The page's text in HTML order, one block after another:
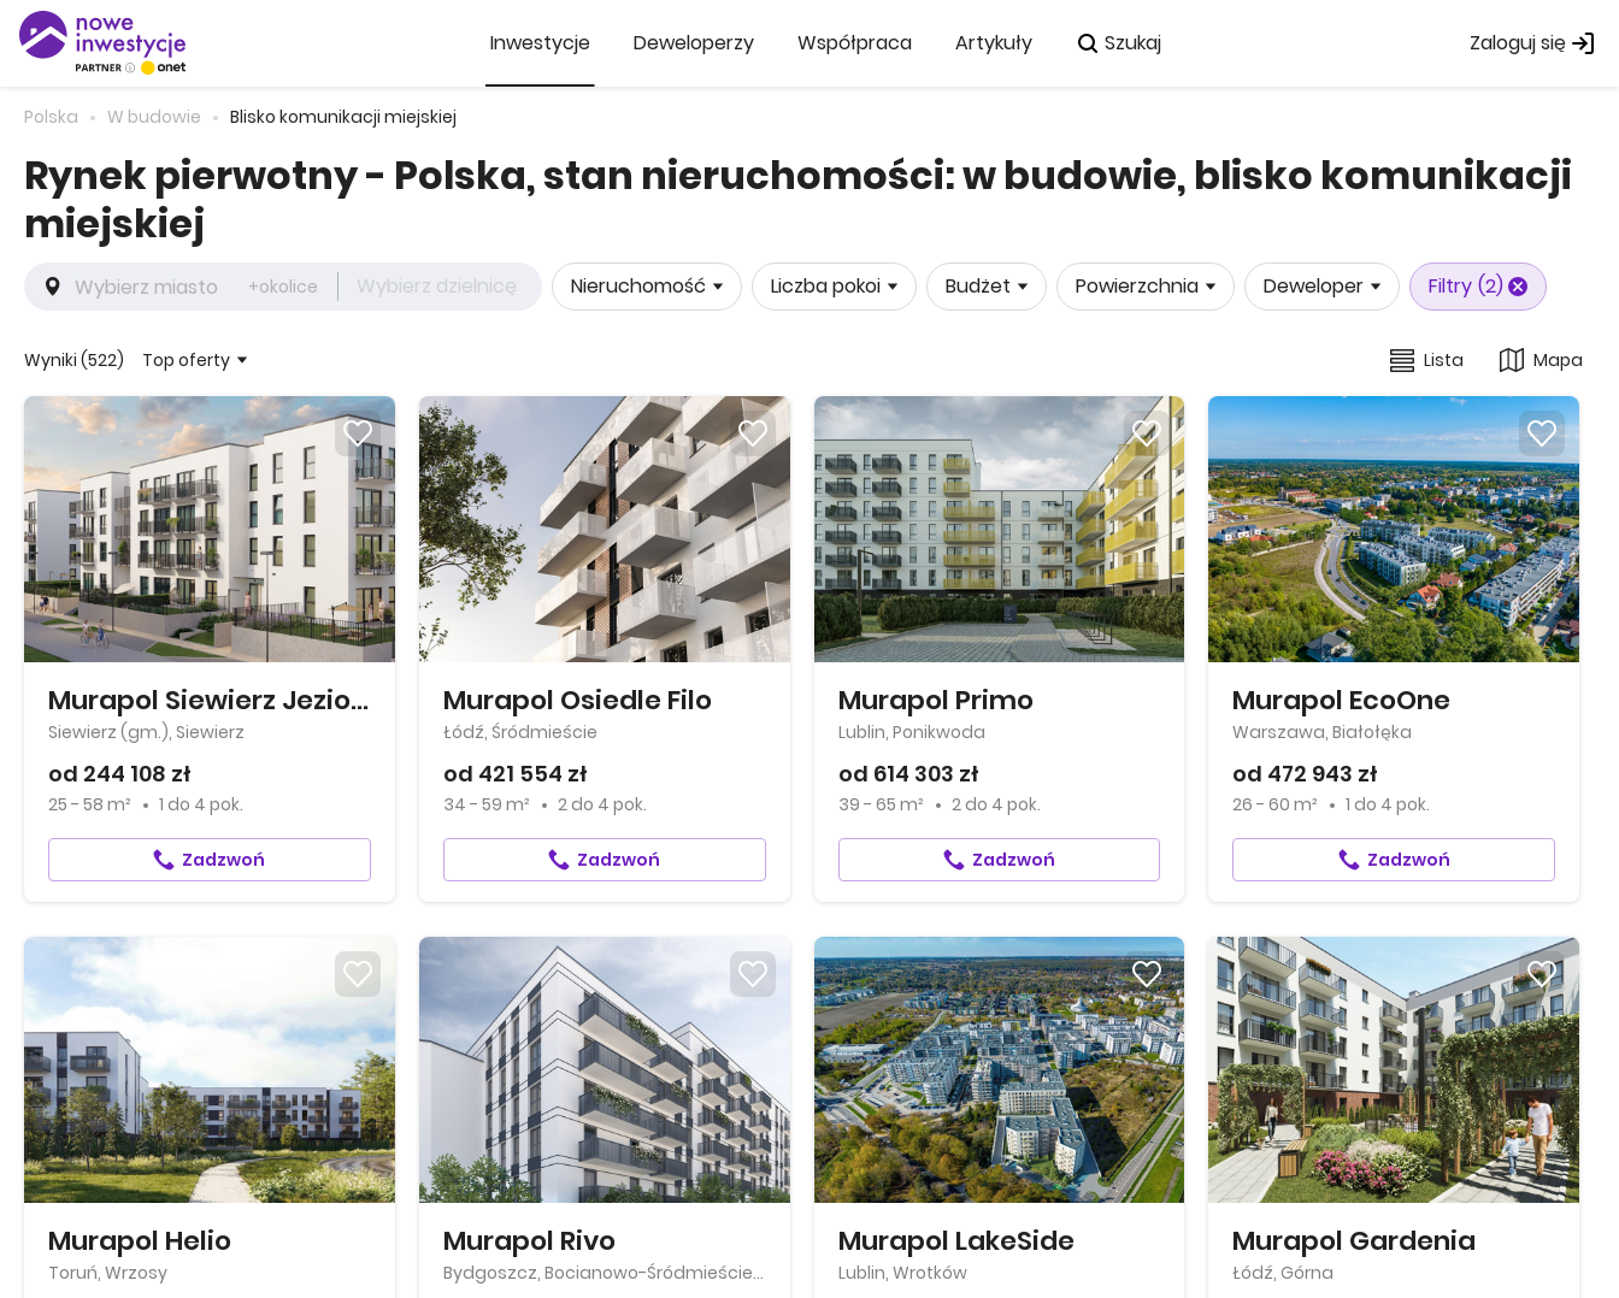
Inwestycje Deweloperzy Współpraca Artykuły Szukaj Zaloguj się
Polska W budowie Blisko komunikacji miejskiej
Rynek pierwotny - Polska, stan nieruchomości: w budowie, blisko komunikacji
miejskiej
+okolice Wybierz dzielnicę Nieruchomość Liczba pokoi Budżet Powierzchnia Deweloper Filtry (2)
Wyniki (522) Top oferty Lista Mapa
Murapol Siewierz Jeziorna
Siewierz (gm.), Siewierz
od 244 108 zł
25 - 58 m² 1 do 4 pok.
Zadzwoń
Murapol Osiedle Filo
Łódź, Śródmieście
od 421 554 zł
34 - 59 m² 2do 4 pok.
Zadzwoń
Murapol Primo
Lublin, Ponikwoda
od 614 303 zł
39 - 65 m² 2do 4 pok.
Zadzwoń
Murapol EcoOne
Warszawa, Białołęka
od 472 943 zł
26 - 60 m² 1 do 4 pok.
Zadzwoń
Murapol Helio
Toruń, Wrzosy
Murapol Rivo
Bydgoszcz, Bocianowo-Śródmieście-Stare Miasto
Murapol LakeSide
Lublin, Wrotków
Murapol Gardenia
Łódź, Górna